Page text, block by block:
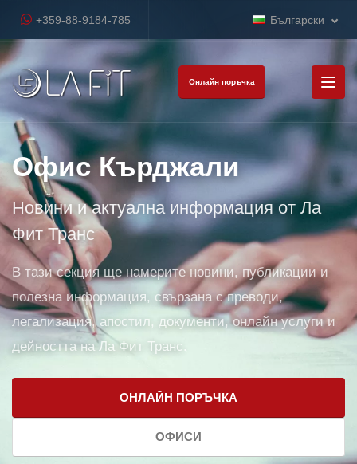
+359-88-9184-785 Български
Онлайн поръчка
Офис Кърджали
Новини и актуална информация от Ла
Фит Транс
В тази секция ще намерите новини, публикации и
полезна информация, свързана с преводи,
легализация, апостил, документи, онлайн услуги и
дейността на Ла Фит Транс.
ОНЛАЙН ПОРЪЧКА
ОФИСИ